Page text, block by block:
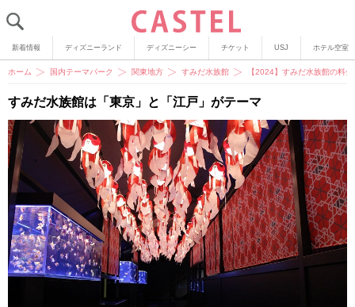
新着情報 ディズニーランド ディズニーシー チケット USJ ホテル空室
ホーム 国内テーマパーク 関東地方 すみだ水族館 【2024】すみだ水族館の料
すみだ水族館は「東京」と「江戸」がテーマ